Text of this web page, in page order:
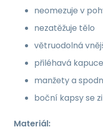
neomezuje v
nezatěžuje tělo
větruodolná
přiléhavá
manžety a
boční kapsy se
Materiál: